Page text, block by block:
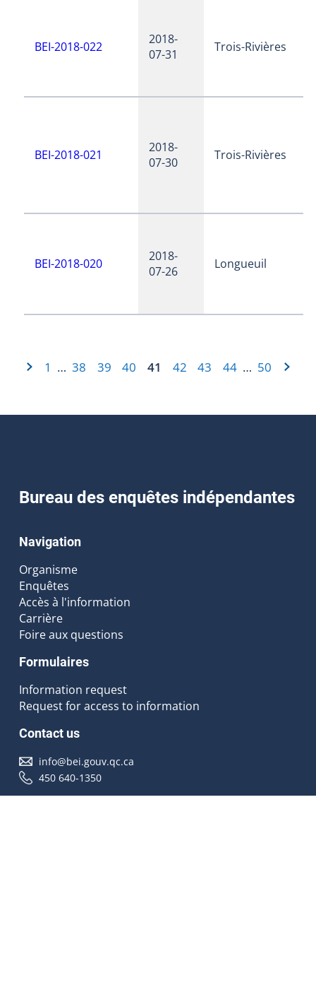
BEI-2018-022
2018-
07-31
Trois-Rivières
BEI-2018-021
2018-
07-30
Trois-Rivières
BEI-2018-020
2018-
07-26
Longueuil
1 … 38 39 40 41 42 43 44 … 50
Bureau des enquêtes indépendantes
Navigation
Organisme
Enquêtes
Accès à l'information
Carrière
Foire aux questions
Formulaires
Information request
Request for access to information
Contact us
info@bei.gouv.qc.ca
450 640-1350